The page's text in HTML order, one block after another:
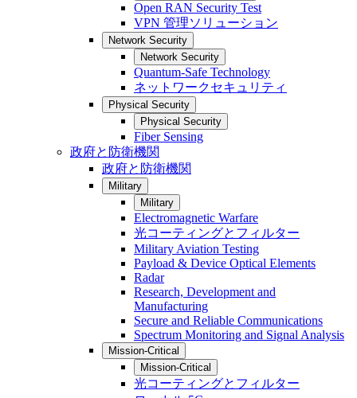
Open RAN Security Test
VPN 管理ソリューション
Network Security
Network Security
Quantum-Safe Technology
ネットワークセキュリティ
Physical Security
Physical Security
Fiber Sensing
政府と防衛機関
政府と防衛機関
Military
Military
Electromagnetic Warfare
光コーティングとフィルター
Military Aviation Testing
Payload & Device Optical Elements
Radar
Research, Development and
Manufacturing
Secure and Reliable Communications
Spectrum Monitoring and Signal Analysis
Mission-Critical
Mission-Critical
光コーティングとフィルター